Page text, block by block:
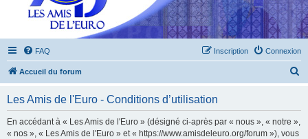
FAQ Connexion
Inscription
Accueil du forum
Les Amis de l'Euro - Conditions d’utilisation
En accédant à « Les Amis de l'Euro » (désigné ci-après par « nous », « notre »,
« nos », « Les Amis de l'Euro » et « https://www.amisdeleuro.org/forum »), vous